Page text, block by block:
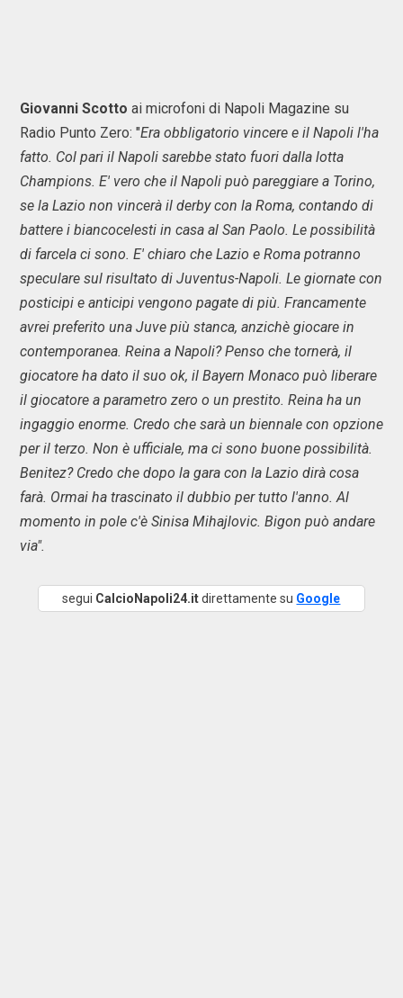
Giovanni Scotto ai microfoni di Napoli Magazine su
Radio Punto Zero: "Era obbligatorio vincere e il Napoli l'ha
fatto. Col pari il Napoli sarebbe stato fuori dalla lotta
Champions. E' vero che il Napoli può pareggiare a Torino,
se la Lazio non vincerà il derby con la Roma, contando di
battere i biancocelesti in casa al San Paolo. Le possibilità
di farcela ci sono. E' chiaro che Lazio e Roma potranno
speculare sul risultato di Juventus-Napoli. Le giornate con
posticipi e anticipi vengono pagate di più. Francamente
avrei preferito una Juve più stanca, anzichè giocare in
contemporanea. Reina a Napoli? Penso che tornerà, il
giocatore ha dato il suo ok, il Bayern Monaco può liberare
il giocatore a parametro zero o un prestito. Reina ha un
ingaggio enorme. Credo che sarà un biennale con opzione
per il terzo. Non è ufficiale, ma ci sono buone possibilità.
Benitez? Credo che dopo la gara con la Lazio dirà cosa
farà. Ormai ha trascinato il dubbio per tutto l'anno. Al
momento in pole c'è Sinisa Mihajlovic. Bigon può andare
via".
segui CalcioNapoli24.itdirettamente su Google